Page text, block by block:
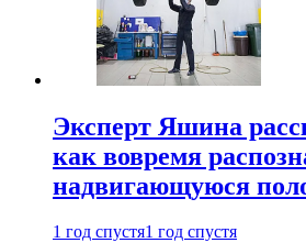
Эксперт Яшина
как вовремя
надвигающуюся
1 год спустя1 год спустя